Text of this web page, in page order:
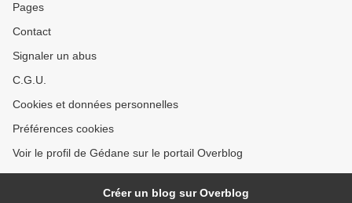
Pages
Contact
Signaler un abus
C.G.U.
Cookies et données personnelles
Préférences cookies
Voir le profil de Gédane sur le portail Overblog
Créer un blog sur Overblog